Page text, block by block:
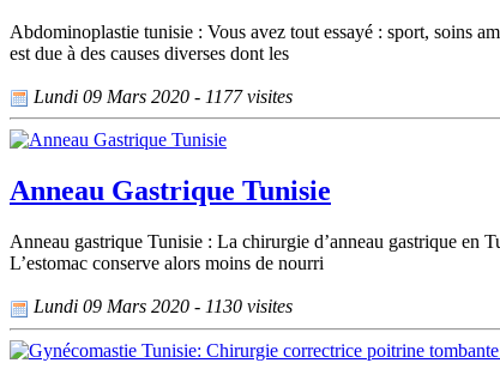
Abdominoplastie tunisie : Vous avez tout essayé : sport, soins
est due à des causes diverses dont les
Lundi 09 Mars 2020 - 1177 visites
Anneau Gastrique Tunisie
Anneau gastrique Tunisie : La chirurgie d’anneau gastrique en
L’estomac conserve alors moins de nourri
Lundi 09 Mars 2020 - 1130 visites